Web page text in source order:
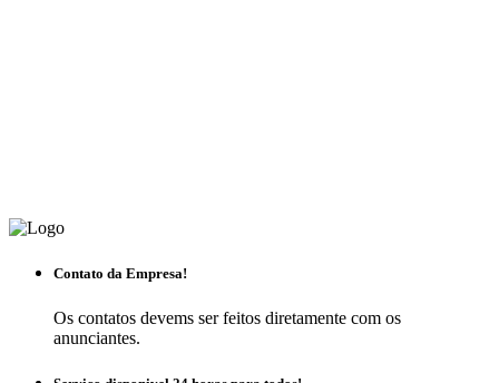
Contato da Empresa!
Os contatos devems ser feitos diretamente com os
anunciantes.